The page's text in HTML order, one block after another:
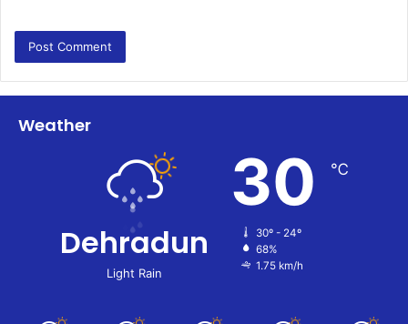
Weather
Dehradun
Light Rain
30 ℃
30º - 24º
68%
1.75 km/h